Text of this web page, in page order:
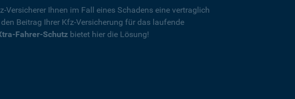
Versicherer Ihnen im Fall eines Schadens eine vertraglich
Beitrag Ihrer Kfz-Versicherung für das laufende
Fahrer-Schutz bietet hier die Lösung!